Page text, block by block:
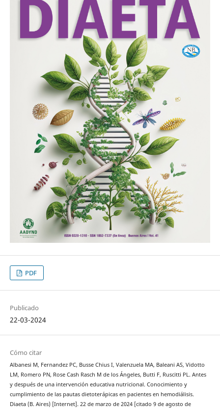
PDF
Publicado
22-03-2024
Cómo citar
Albanesi M, Fernandez PC, Busse Chius I, Valenzuela MA, Baleani AS, Vidotto
LM, Romero PN, Rose Cash Rasch M de los Ángeles, Butti F, Ruscitti PL. Antes
y después de una intervención educativa nutricional. Conocimiento y
cumplimiento de las pautas dietoterápicas en pacientes en hemodiálisis.
Diaeta (B. Aires) [Internet]. 22 de marzo de 2024 [citado 9 de agosto de